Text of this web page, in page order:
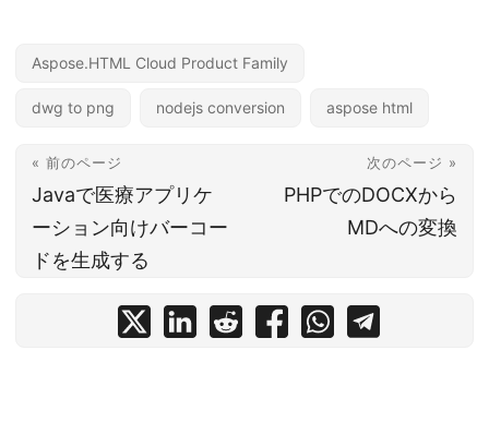
Aspose.HTML Cloud Product Family
dwg to png nodejs conversion aspose html
« 前のページ
Javaで医療アプリケ
ーション向けバーコー
ドを生成する
次のページ »
PHPでのDOCXから
MDへの変換